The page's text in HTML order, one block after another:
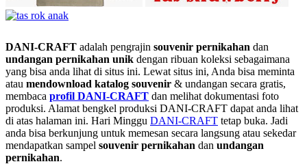
DANI-CRAFT adalah pengrajin souvenir pernikahan dan
undangan pernikahan unik dengan ribuan koleksi sebagaimana
yang bisa anda lihat di situs ini. Lewat situs ini, Anda bisa meminta
atau mendownload katalog souvenir & undangan secara gratis,
membaca profil DANI-CRAFT dan melihat dokumentasi foto
produksi. Alamat bengkel produksi DANI-CRAFT dapat anda lihat
di atas halaman ini. Hari Minggu DANI-CRAFT tetap buka. Jadi
anda bisa berkunjung untuk memesan secara langsung atau sekedar
mendapatkan sampel souvenir pernikahan dan undangan
pernikahan.